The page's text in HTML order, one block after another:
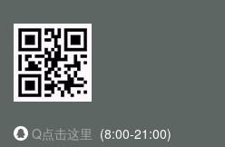
Q点击这里 (8:00-21:00)